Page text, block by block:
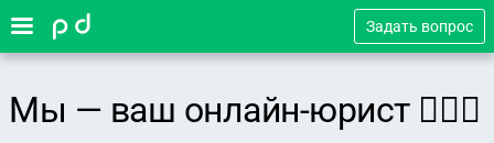
Задать вопрос
Мы — ваш онлайн-юрист 👨🏻‍⚖️